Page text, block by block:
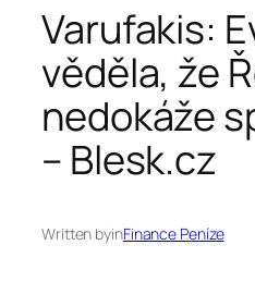
Varufakis:
věděla, že
nedokáže
– Blesk.cz
Written byinFinance Peníze